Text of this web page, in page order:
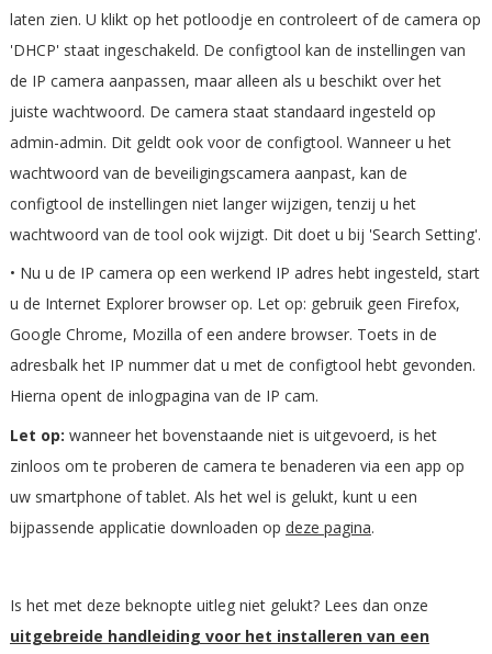
laten zien. U klikt op het potloodje en controleert of de camera op
'DHCP' staat ingeschakeld. De configtool kan de instellingen van
de IP camera aanpassen, maar alleen als u beschikt over het
juiste wachtwoord. De camera staat standaard ingesteld op
admin-admin. Dit geldt ook voor de configtool. Wanneer u het
wachtwoord van de beveiligingscamera aanpast, kan de
configtool de instellingen niet langer wijzigen, tenzij u het
wachtwoord van de tool ook wijzigt. Dit doet u bij 'Search Setting'.
• Nu u de IP camera op een werkend IP adres hebt ingesteld, start
u de Internet Explorer browser op. Let op: gebruik geen Firefox,
Google Chrome, Mozilla of een andere browser. Toets in de
adresbalk het IP nummer dat u met de configtool hebt gevonden.
Hierna opent de inlogpagina van de IP cam.
Let op: wanneer het bovenstaande niet is uitgevoerd, is het
zinloos om te proberen de camera te benaderen via een app op
uw smartphone of tablet. Als het wel is gelukt, kunt u een
bijpassende applicatie downloaden op deze pagina.
Is het met deze beknopte uitleg niet gelukt? Lees dan onze
uitgebreide handleiding voor het installeren van een